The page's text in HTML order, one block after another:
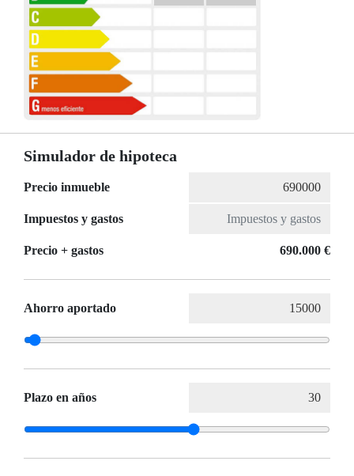
Simulador de hipoteca
Precio inmueble
Impuestos y gastos
Precio + gastos 690.000 €
Ahorro aportado
Plazo en años